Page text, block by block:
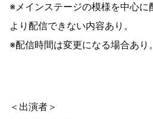
※メインステージの模様を中心に
より配信できない内容あり。
※配信時間は変更になる場合あり。
＜出演者＞